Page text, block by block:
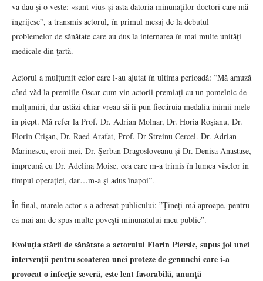
va dau şi o veste: «sunt viu» şi asta datoria minunaţilor doctori care mă
îngrijesc”, a transmis actorul, în primul mesaj de la debutul
problemelor de sănătate care au dus la internarea în mai multe unităţi
medicale din ţartă.
Actorul a mulţumit celor care l-au ajutat în ultima perioadă: ”Mă amuză
când văd la premiile Oscar cum vin actorii premiaţi cu un pomelnic de
mulţumiri, dar astăzi chiar vreau să îi pun fiecăruia medalia inimii mele
in piept. Mă refer la Prof. Dr. Adrian Molnar, Dr. Horia Roşianu, Dr.
Florin Crişan, Dr. Raed Arafat, Prof. Dr Streinu Cercel. Dr. Adrian
Marinescu, eroii mei, Dr. Şerban Dragosloveanu şi Dr. Denisa Anastase,
împreună cu Dr. Adelina Moise, cea care m-a trimis în lumea viselor in
timpul operaţiei, dar…m-a şi adus înapoi”.
În final, marele actor s-a adresat publicului: ”Ţineţi-mă aproape, pentru
că mai am de spus multe poveşti minunatului meu public”.
Evoluţia stării de sănătate a actorului Florin Piersic, supus joi unei
intervenţii pentru scoaterea unei proteze de genunchi care i-a
provocat o infecţie severă, este lent favorabilă, anunţă